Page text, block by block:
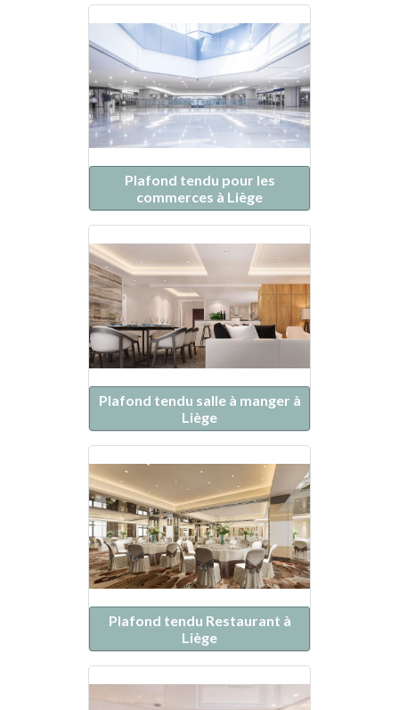
Plafond tendu pour les
commerces à Liège
Plafond tendu salle à manger à
Liège
Plafond tendu Restaurant à
Liège